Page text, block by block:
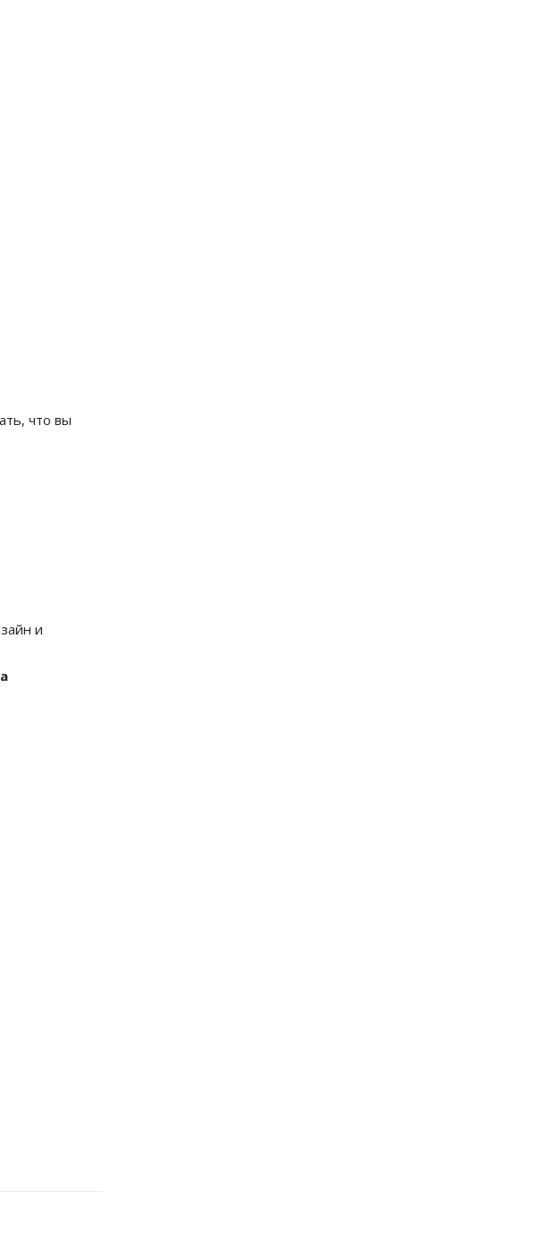
что вы
и